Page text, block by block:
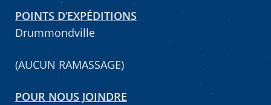
POINTS D’EXPÉDITIONS
Drummondville
(AUCUN RAMASSAGE)
POUR NOUS JOINDRE